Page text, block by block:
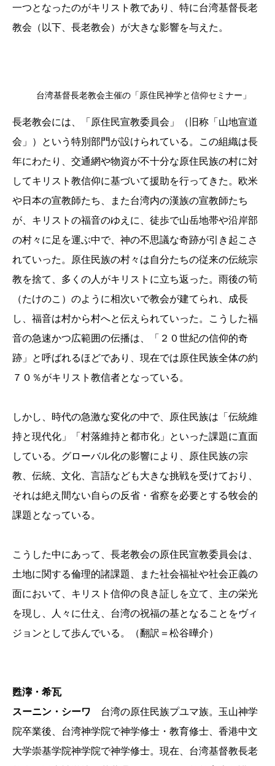
一つとなったのがキリスト教であり、特に台湾基督長老
教会（以下、長老教会）が大きな影響を与えた。
台湾基督長老教会主催の「原住民神学と信仰セミナー」
長老教会には、「原住民宣教委員会」（旧称「山地宣道
会」）という特別部門が設けられている。この組織は長
年にわたり、交通網や物資が不十分な原住民族の村に対
してキリスト教信仰に基づいて援助を行ってきた。欧米
や日本の宣教師たち、また台湾内の漢族の宣教師たち
が、キリストの福音のゆえに、徒歩で山岳地帯や沿岸部
の村々に足を運ぶ中で、神の不思議な奇跡が引き起こさ
れていった。原住民族の村々は自分たちの従来の伝統宗
教を捨て、多くの人がキリストに立ち返った。雨後の筍
（たけのこ）のように相次いで教会が建てられ、成長
し、福音は村から村へと伝えられていった。こうした福
音の急速かつ広範囲の伝播は、「２０世紀の信仰的奇
跡」と呼ばれるほどであり、現在では原住民族全体の約
７０％がキリスト教信者となっている。
しかし、時代の急激な変化の中で、原住民族は「伝統維
持と現代化」「村落維持と都市化」といった課題に直面
している。グローバル化の影響により、原住民族の宗
教、伝統、文化、言語なども大きな挑戦を受けており、
それは絶え間ない自らの反省・省察を必要とする牧会的
課題となっている。
こうした中にあって、長老教会の原住民宣教委員会は、
土地に関する倫理的諸課題、また社会福祉や社会正義の
面において、キリスト信仰の良き証しを立て、主の栄光
を現し、人々に仕え、台湾の祝福の基となることをヴィ
ジョンとして歩んでいる。（翻訳＝松谷曄介）
甦濘・希瓦
スーニン・シーワ 台湾の原住民族プユマ族。玉山神学
院卒業後、台湾神学院で神学修士・教育修士、香港中文
大学崇基学院神学院で神学修士。現在、台湾基督教長老